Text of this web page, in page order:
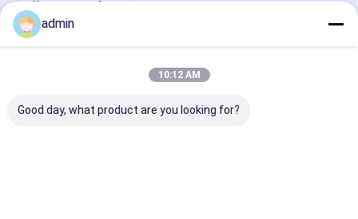
推薦されたプロダクト
admin
10:12 AM
Good day, what product are you looking for?